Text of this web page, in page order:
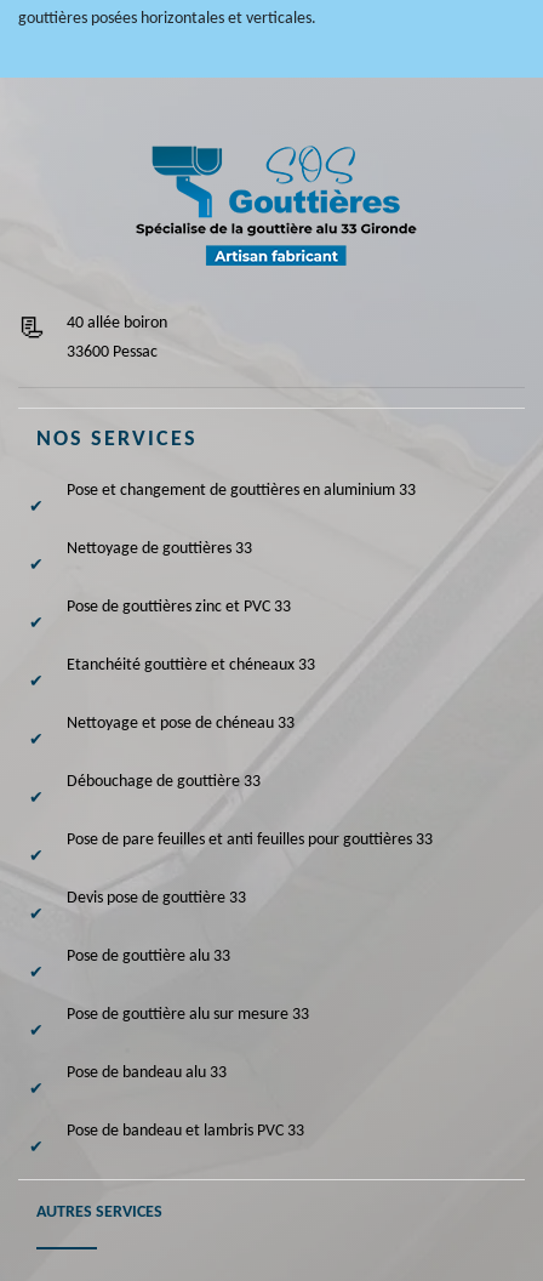
gouttières posées horizontales et verticales.
40 allée boiron
33600 Pessac
NOS SERVICES
Pose et changement de gouttières en aluminium 33
Nettoyage de gouttières 33
Pose de gouttières zinc et PVC 33
Etanchéité gouttière et chéneaux 33
Nettoyage et pose de chéneau 33
Débouchage de gouttière 33
Pose de pare feuilles et anti feuilles pour gouttières 33
Devis pose de gouttière 33
Pose de gouttière alu 33
Pose de gouttière alu sur mesure 33
Pose de bandeau alu 33
Pose de bandeau et lambris PVC 33
AUTRES SERVICES